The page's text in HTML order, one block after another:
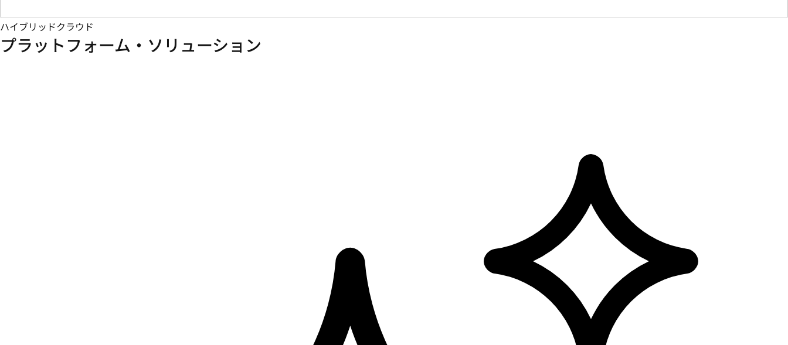
ハイブリッドクラウド
プラットフォーム・ソリューション